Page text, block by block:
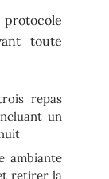
toute
repas
un
ambiante
retirer la